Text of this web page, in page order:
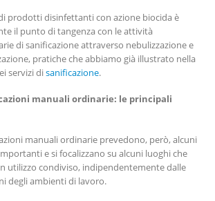
prodotti disinfettanti con azione biocida è
il punto di tangenza con le attività
di sanificazione attraverso nebulizzazione e
pratiche che abbiamo già illustrato nella
servizi disanificazione.
manuali ordinarie: le principali
manuali ordinarie prevedono, però, alcuni
e si focalizzano su alcuni luoghi che
utilizzo condiviso, indipendentemente dalle
degli ambienti di lavoro.